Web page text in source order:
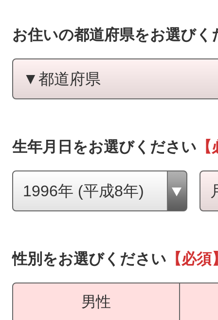
お住いの都道府県をお選びく
生年月日をお選びください
性別をお選びください 【必須
男性